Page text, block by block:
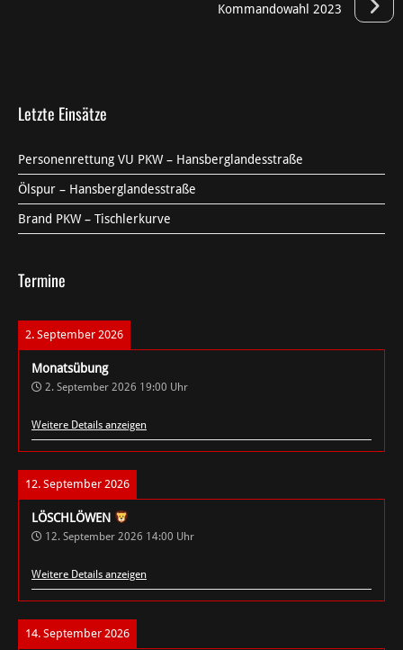
Kommandowahl 2023
Letzte Einsätze
Personenrettung VU PKW – Hansberglandesstraße
Ölspur – Hansberglandesstraße
Brand PKW – Tischlerkurve
Termine
2. September 2026
Monatsübung
2. September 2026 19:00 Uhr
Weitere Details anzeigen
12. September 2026
LÖSCHLÖWEN
12. September 2026 14:00 Uhr
Weitere Details anzeigen
14. September 2026